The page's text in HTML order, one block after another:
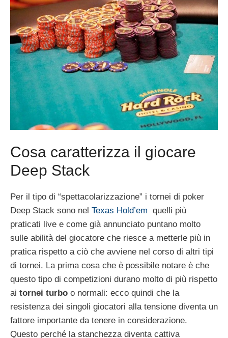
Cosa caratterizza il giocare
Deep Stack
Per il tipo di “spettacolarizzazione” i tornei di poker
Deep Stack sono nel Texas Hold’em quelli più
praticati live e come già annunciato puntano molto
sulle abilità del giocatore che riesce a metterle più in
pratica rispetto a ciò che avviene nel corso di altri tipi
di tornei. La prima cosa che è possibile notare è che
questo tipo di competizioni durano molto di più rispetto
ai tornei turbo o normali: ecco quindi che la
resistenza dei singoli giocatori alla tensione diventa un
fattore importante da tenere in considerazione.
Questo perché la stanchezza diventa cattiva